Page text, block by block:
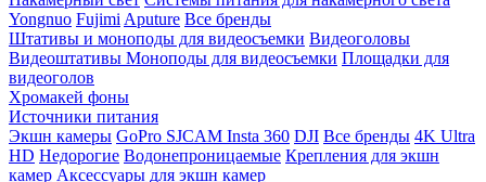
Yongnuo Fujimi Aputure Все бренды
Штативы и моноподы для видеосъемки Видеоголовы
Видеоштативы Моноподы для видеосъемки Площадки для
видеоголов
Хромакей фоны
Источники питания
Экшн камеры GoPro SJCAM Insta 360 DJI Все бренды 4K Ultra
HD Недорогие Водонепроницаемые Крепления для экшн
камер Аксессуары для экшн камер